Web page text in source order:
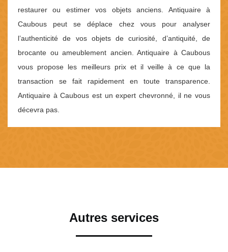
restaurer ou estimer vos objets anciens. Antiquaire à
Caubous peut se déplace chez vous pour analyser
l’authenticité de vos objets de curiosité, d’antiquité, de
brocante ou ameublement ancien. Antiquaire à Caubous
vous propose les meilleurs prix et il veille à ce que la
transaction se fait rapidement en toute transparence.
Antiquaire à Caubous est un expert chevronné, il ne vous
décevra pas.
Autres services